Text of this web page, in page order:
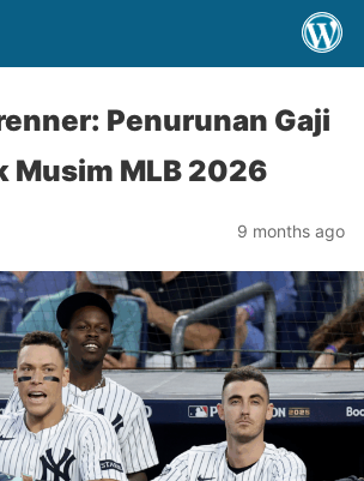
Penurunan Gaji
Musim MLB 2026
9 months ago